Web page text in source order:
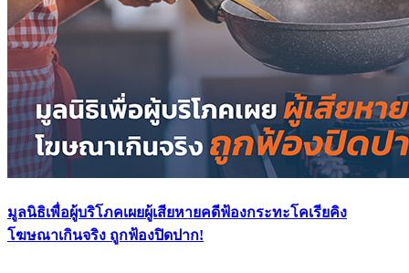
มูลนิธิเพื่อผู้บริโภคเผยผู้เสียหายคดีฟ้องกระทะโคเรียคิง
โฆษณาเกินจริง ถูกฟ้องปิดปาก!